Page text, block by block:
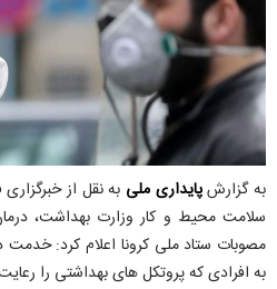
به گزارشپایداری ملی به نقل از
سلامت محیط و کار وزارت بهداشت،
مصوبات ستاد ملی کرونا اعلام کرد:
به افرادی که پروتکل های بهداشتی را